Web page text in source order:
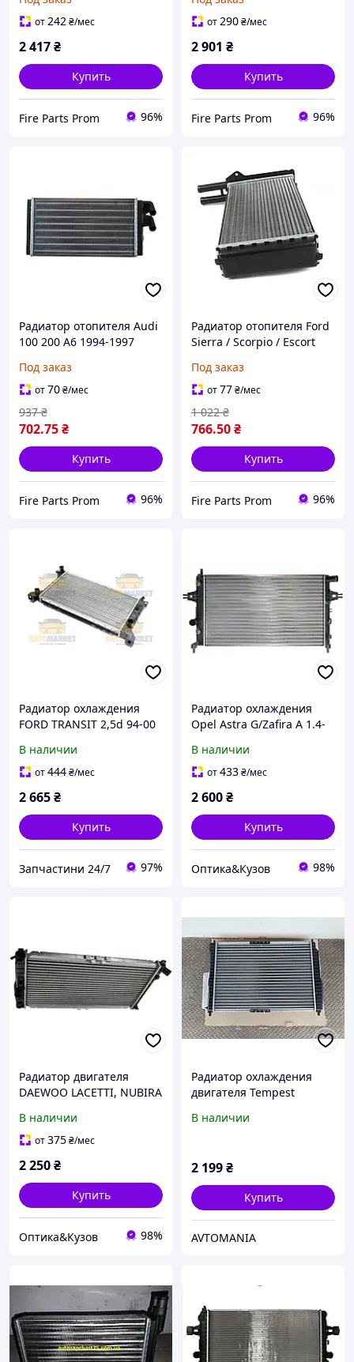
от242₴/мес
2 417₴
Купить
Fire Parts Prom 96%
от290₴/мес
2 901 ₴
Купить
Fire Parts Prom 96%
Радиатор отопителя Audi
100 200 A6 1994-1997
Под заказ
от70₴/мес
702.75₴
937 ₴
Купить
Fire Parts Prom 96%
Радиатор отопителя Ford
Sierra / Scorpio / Escort
Под заказ
от77₴/мес
766.50₴
1 022 ₴
Купить
Fire Parts Prom 96%
Радиатор охлаждения
FORD TRANSIT 2,5d 94-00
В наличии
от444₴/мес
2 665₴
Купить
Запчастини 24/7 97%
Радиатор охлаждения
Opel Astra G/Zafira A 1.4-
1300196; 1300197;
1300214; 1300241
В наличии
от433₴/мес
2 600₴
Купить
Оптика&Кузов 98%
Радиатор двигателя
DAEWOO LACETTI, NUBIRA
96181931
В наличии
от375₴/мес
2 250₴
Купить
Оптика&Кузов 98%
Радиатор охлаждения
двигателя Tempest
Aveo (MT, с
В наличии
2 199₴
Купить
AVTOMANIA